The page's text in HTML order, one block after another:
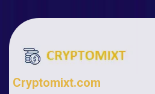
Cryptomixt.com